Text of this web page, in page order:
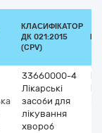
КЛАСИФІКАТОР
ДК 021:2015
(CPV)
33660000-4
Лікарські
засоби для
лікування
хвороб